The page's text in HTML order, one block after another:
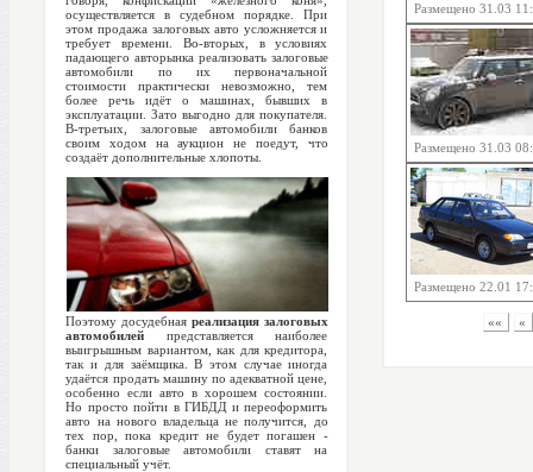
осуществляется в судебном порядке. При
этом продажа залоговых авто усложняется и
требует времени. Во-вторых, в условиях
падающего авторынка реализовать залоговые
автомобили по их первоначальной
стоимости практически невозможно, тем
более речь идёт о машинах, бывших в
эксплуатации. Зато выгодно для покупателя.
В-третьих, залоговые автомобили банков
своим ходом на аукцион не поедут, что
создаёт дополнительные хлопоты.
Поэтому досудебная реализация залоговых
автомобилей представляется наиболее
выигрышным вариантом, как для кредитора,
так и для заёмщика. В этом случае иногда
удаётся продать машину по адекватной цене,
особенно если авто в хорошем состоянии.
Но просто пойти в ГИБДД и переоформить
авто на нового владельца не получится, до
тех пор, пока кредит не будет погашен -
банки залоговые автомобили ставят на
специальный учёт.
Размещено 31.03
Размещено 31.03
Размещено 22.01
«« «